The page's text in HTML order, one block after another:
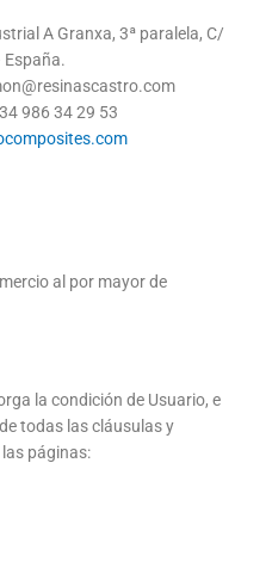
A Granxa, 3ª paralela, C/
España.
986 34 29 53
al por mayor de
la condición de Usuario, e
todas las cláusulas y
páginas: